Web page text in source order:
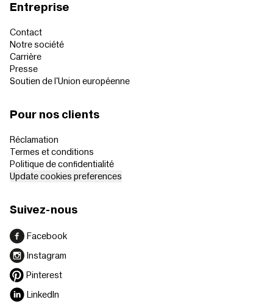
Entreprise
Contact
Notre société
Carrière
Presse
Soutien de l'Union européenne
Pour nos clients
Réclamation
Termes et conditions
Politique de confidentialité
Update cookies preferences
Suivez-nous
Facebook
Instagram
Pinterest
LinkedIn